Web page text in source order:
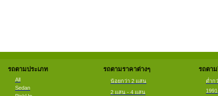
รถตามประเภท
All
Sedan
รถตามราคาต่างๆ
น้อยกว่า 2 แสน
2 แสน - 4 แสน
รถตา
ต่ำก